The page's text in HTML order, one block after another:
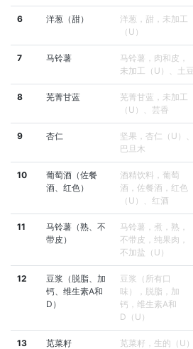
6 洋葱（甜）
洋葱，甜，未加工
（U）
7 马铃薯
马铃薯，肉和皮，
未加工（U）、土豆
8 芜菁甘蓝
芜菁甘蓝，未加工
（U）、芸香
9 杏仁
坚果，杏仁（U）、
巴旦木
10
葡萄酒（佐餐
酒、红色）
酒精饮料，葡萄
酒，佐餐酒，红色
（U）、红酒
11
马铃薯（熟、不
带皮）
马铃薯，煮，熟，
不带皮，纯果肉，
不加盐（U）
12
豆浆（脱脂、加
钙、维生素A和
D）
豆浆（所有口
味），脱脂，加
钙，维生素A和
D（U）
13 苋菜籽 苋菜籽，生的（U）